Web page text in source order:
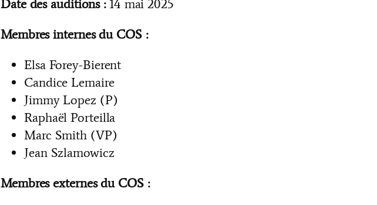
Date des auditions :14 mai 2025
Membres internes du COS :
Elsa Forey-Bierent
Candice Lemaire
Jimmy Lopez (P)
Raphaël Porteilla
Marc Smith (VP)
Jean Szlamowicz
Membres externes du COS :